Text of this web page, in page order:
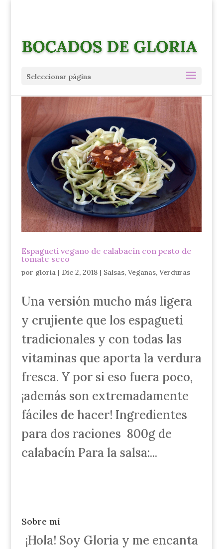
Seleccionar página
Espagueti vegano de calabacín con pesto de
tomate seco
por gloria| Dic 2, 2018| Salsas, Veganas, Verduras
Una versión mucho más ligera
y crujiente que los espagueti
tradicionales y con todas las
vitaminas que aporta la verdura
fresca. Y por si eso fuera poco,
¡además son extremadamente
fáciles de hacer! Ingredientes
para dos raciones 800g de
calabacín Para la salsa:...
Sobre mí
¡Hola! Soy Gloria y me encanta